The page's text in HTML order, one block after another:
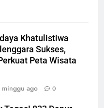
Khatulistiwa
Sukses,
Peta Wisata
minggu ago 0